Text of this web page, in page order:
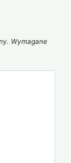
Wymagane